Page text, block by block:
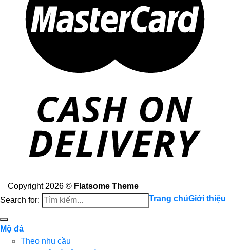
Copyright 2026 © Flatsome Theme
Search for:
Trang chủGiới thiệu
Mộ đá
Theo nhu cầu